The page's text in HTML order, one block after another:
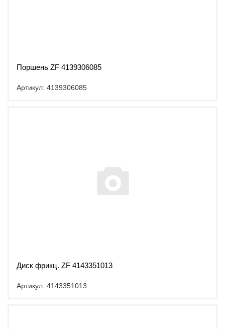
Поршень ZF 4139306085
Артикул: 4139306085
Диск фрикц. ZF 4143351013
Артикул: 4143351013